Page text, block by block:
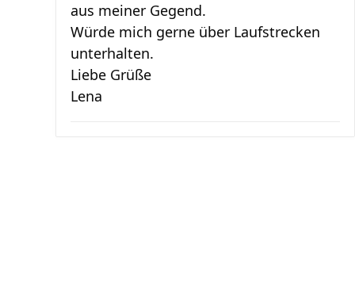
aus meiner Gegend.
Würde mich gerne über Laufstrecken
unterhalten.
Liebe Grüße
Lena